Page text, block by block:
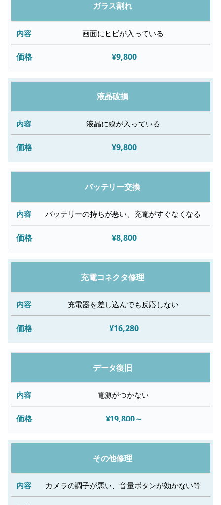
理
内
容
故
容
修
理
ガラス割れ
画面にヒビが入っている
¥9,800
液晶破損
液晶に線が入っている
¥9,800
バッテリー交換
バッテリーの持ちが悪い、充電がすぐなくなる
¥8,800
充電コネクタ修理
充電器を差し込んでも反応しない
¥16,280
データ復旧
電源がつかない
¥19,800～
その他修理
カメラの調子が悪い、音量ボタンが効かない等